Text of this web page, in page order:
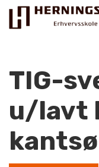
Praktisk
TIG-
u/lavt